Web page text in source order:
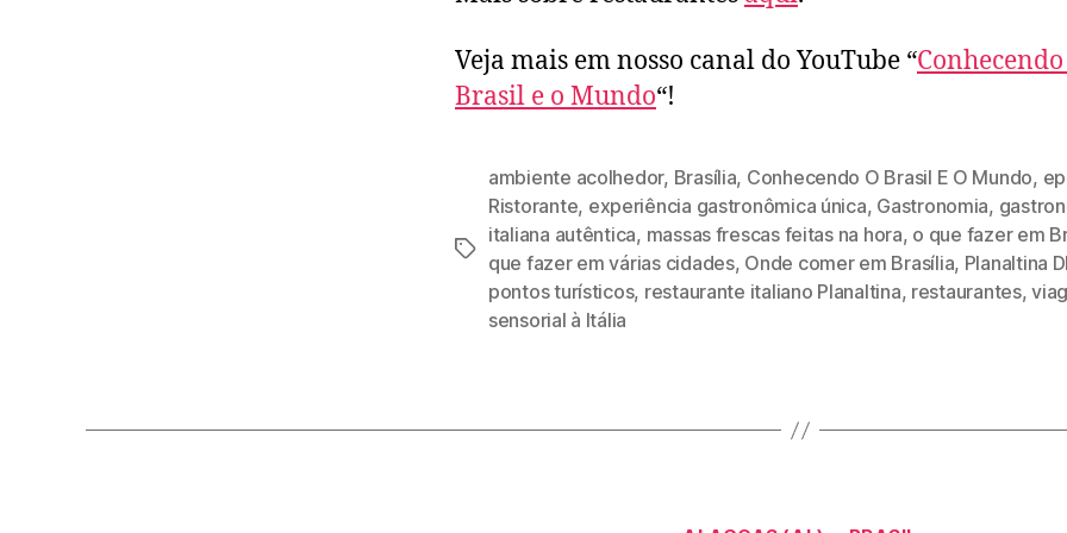
Veja mais em nosso canal do YouTube “
Brasil e o Mundo“!
Tags
ambiente acolhedor, Brasília, Conhecendo O Brasil E O Mundo,
Ristorante, experiência gastronômica única, Gastronomia,
italiana autêntica, massas frescas feitas na hora, o que fazer em
que fazer em várias cidades, Onde comer em Brasília, Planaltina
pontos turísticos, restaurante italiano Planaltina, restaurantes,
sensorial à Itália
Categorias